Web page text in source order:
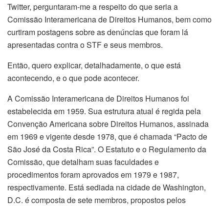
Twitter, perguntaram-me a respeito do que seria a
Comissão Interamericana de Direitos Humanos, bem como
curtiram postagens sobre as denúncias que foram lá
apresentadas contra o STF e seus membros.
Então, quero explicar, detalhadamente, o que está
acontecendo, e o que pode acontecer.
A Comissão Interamericana de Direitos Humanos foi
estabelecida em 1959. Sua estrutura atual é regida pela
Convenção Americana sobre Direitos Humanos, assinada
em 1969 e vigente desde 1978, que é chamada “Pacto de
São José da Costa Rica”. O Estatuto e o Regulamento da
Comissão, que detalham suas faculdades e
procedimentos foram aprovados em 1979 e 1987,
respectivamente. Está sediada na cidade de Washington,
D.C. é composta de sete membros, propostos pelos